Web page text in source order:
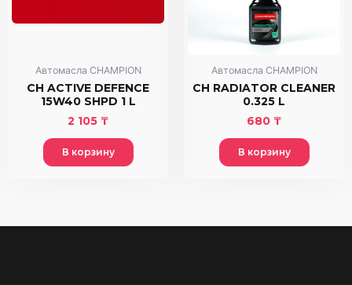
Автомасла CHAMPION
CH ACTIVE DEFENCE
15W40 SHPD 1 L
2 105 ₸
В корзину
Автомасла CHAMPION
CH RADIATOR CLEANER
0.325 L
680 ₸
В корзину